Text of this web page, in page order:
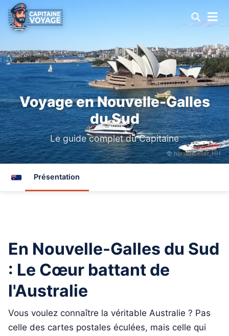
Voyage en Nouvelle-Galles
du Sud
Le guide complet du Capitaine
© horstmueller_HH
Présentation
En Nouvelle-Galles du Sud
: Le Cœur battant de
l'Australie
Vous voulez connaître la véritable Australie ? Pas
celle des cartes postales éculées, mais celle qui